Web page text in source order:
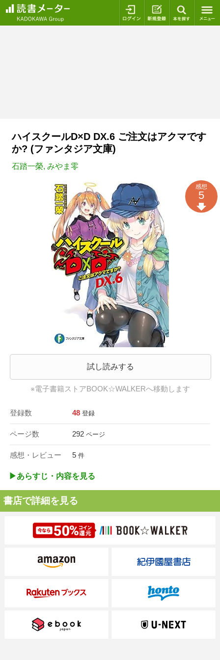
ログイン 新規登録
ハイスクールD×D DX.6 ご注文はアクマです
か? (ファンタジア文庫)
石踏一榮, みやま零
試し読みする
※電子書籍ストアBOOK☆WALKERへ移動します
登録数 48 登録
ページ数 292 ページ
感想・レビュー 5 件
感想
5
▶︎あらすじ・内容を見る
書店で詳細を見る